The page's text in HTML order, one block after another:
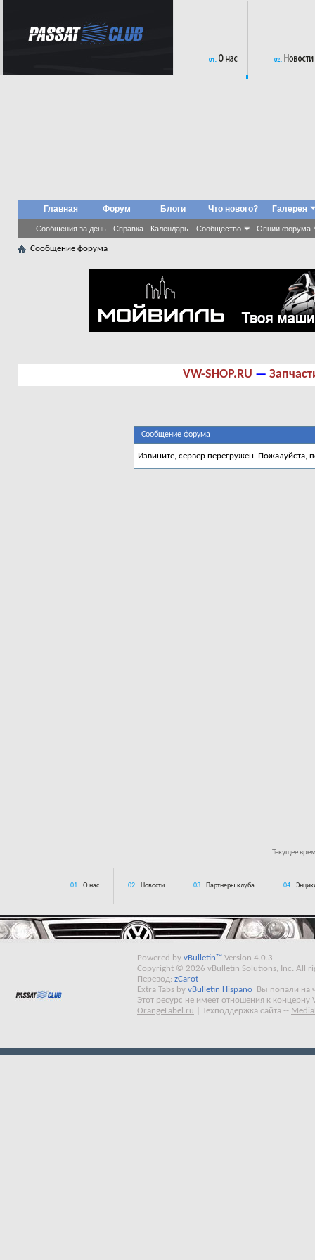
Главная Форум
Сообщения за день Справка Календарь Сообщество Опции форума
Блоги Что нового? Галерея
Сообщение форума
VW-SHOP.RU —
Сообщение форума
Извините, сервер перегружен. Пожалуйста,
---------------
Текущее
01. О нас 02. Новости 03. Партнеры клуба 04.
Powered by vBulletin™ Version 4.0.3
Copyright © 2026 vBulletin Solutions, Inc. All
Перевод: zCarot
Extra Tabs by vBulletin Hispano
Вы попали на
Этот ресурс не имеет отношения к концерну
OrangeLabel.ru
Техподдержка сайта --